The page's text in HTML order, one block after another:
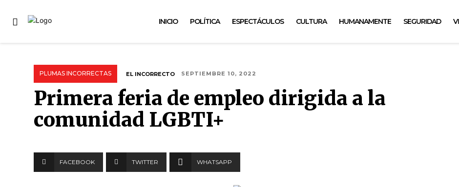
INICIO POLÍTICA ESPECTÁCULOS CULTURA HUMANAMENTE SEGURIDAD
PLUMAS INCORRECTAS EL INCORRECTO SEPTIEMBRE 10, 2022
Primera feria de empleo dirigida a la
comunidad LGBTI+
FACEBOOK TWITTER WHATSAPP